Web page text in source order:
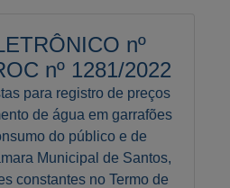
nº
nº 1281/2022
para registro de preços
de água em garrafões
do público e de
Municipal de Santos,
constantes no Termo de